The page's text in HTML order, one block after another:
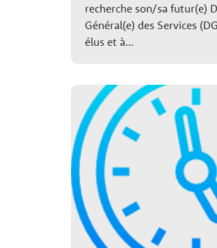
recherche son/sa futur(e)
Général(e) des Services
élus et à...